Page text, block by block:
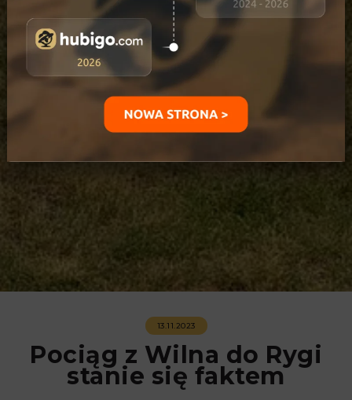
13.11.2023
Pociąg z Wilna do Rygi
stanie się faktem